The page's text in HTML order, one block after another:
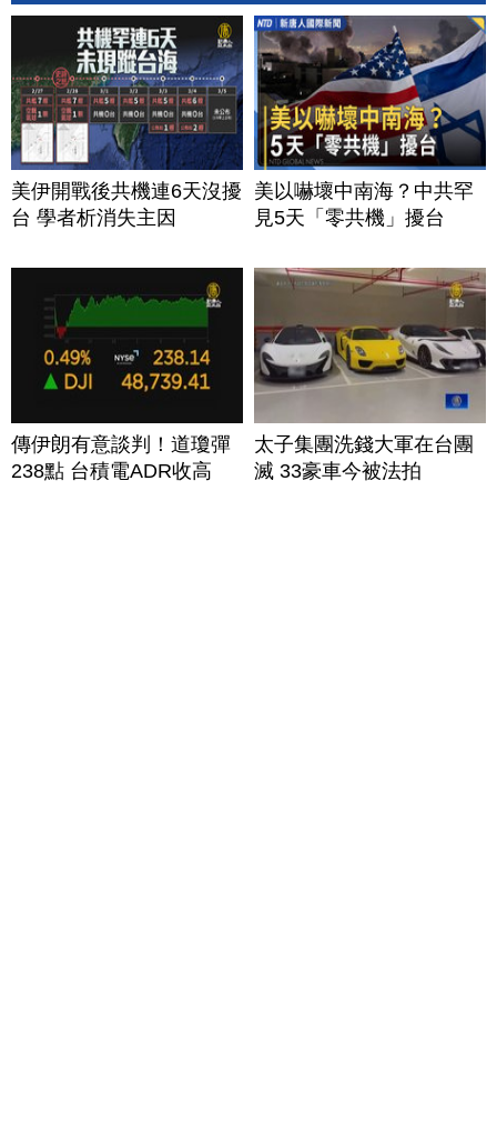
美伊開戰後共機連6天沒擾
台 學者析消失主因
美以嚇壞中南海？中共罕
見5天「零共機」擾台
傳伊朗有意談判！道瓊彈
238點 台積電ADR收高
太子集團洗錢大軍在台團
滅 33豪車今被法拍